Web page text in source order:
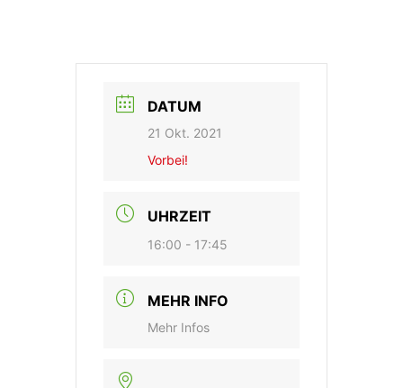
DATUM
21 Okt. 2021
Vorbei!
UHRZEIT
16:00 - 17:45
MEHR INFO
Mehr Infos